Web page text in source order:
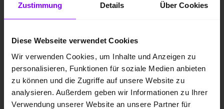
Zustimmung Details Über Cookies
Diese Webseite verwendet Cookies
Wir verwenden Cookies, um Inhalte und Anzeigen zu
personalisieren, Funktionen für soziale Medien anbieten
zu können und die Zugriffe auf unsere Website zu
analysieren. Außerdem geben wir Informationen zu Ihrer
Verwendung unserer Website an unsere Partner für